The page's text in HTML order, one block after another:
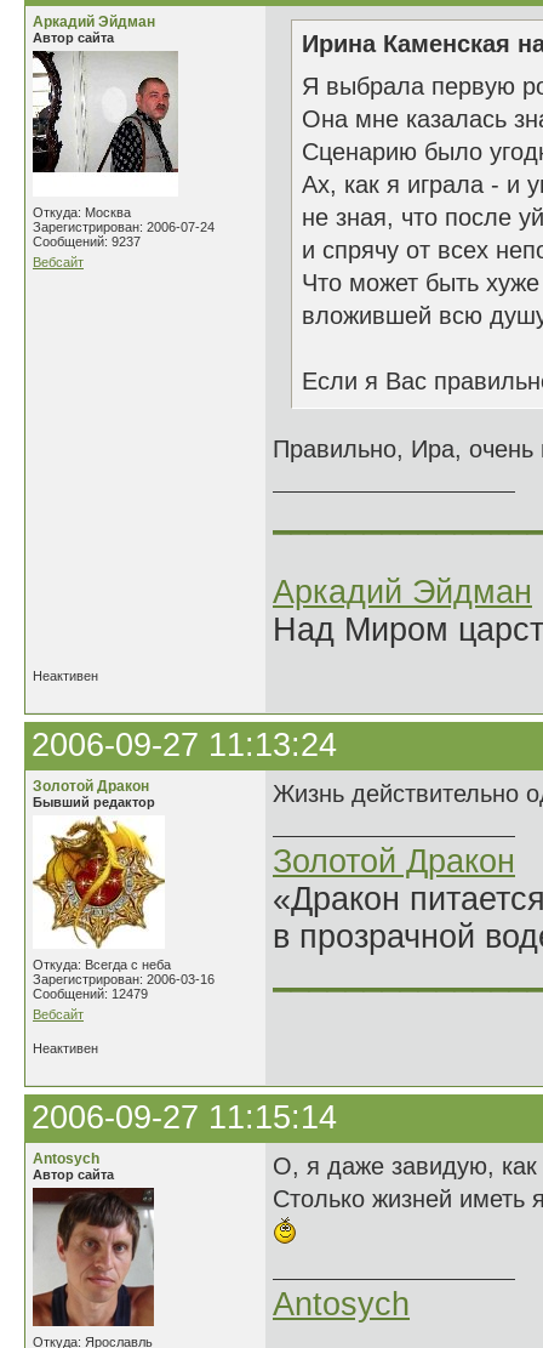
Аркадий Эйдман
Автор сайта
Откуда: Москва
Зарегистрирован: 2006-07-24
Сообщений: 9237
Вебсайт
Ирина Каменская
Я выбрала первую
Она мне казалась
Сценарию было
Ах, как я играла - и
не зная, что после
и спрячу от всех
Что может быть
вложившей всю
Если я Вас
Правильно, Ира, очень
Аркадий Эйдман
Над Миром
Неактивен
2006-09-27 11:13:24
Золотой Дракон
Бывший редактор
Откуда: Всегда с неба
Зарегистрирован: 2006-03-16
Сообщений: 12479
Вебсайт
Жизнь действительно
Золотой Дракон
«Дракон
в прозрачной
Неактивен
2006-09-27 11:15:14
Antosych
Автор сайта
Откуда: Ярославль
О, я даже завидую, как
Столько жизней иметь
Antosych